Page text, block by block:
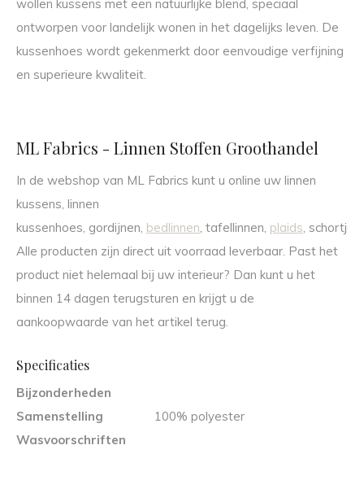
wollen kussens met een natuurlijke blend, speciaal
ontworpen voor landelijk wonen in het dagelijks leven. De
kussenhoes wordt gekenmerkt door eenvoudige verfijning
en superieure kwaliteit.
ML Fabrics - Linnen Stoffen Groothandel
In de webshop van ML Fabrics kunt u online uw linnen
kussens, linnen
kussenhoes, gordijnen, bedlinnen, tafellinnen, plaids,
Alle producten zijn direct uit voorraad leverbaar. Past het
product niet helemaal bij uw interieur? Dan kunt u het
binnen 14 dagen terugsturen en krijgt u de
aankoopwaarde van het artikel terug.
Specificaties
Bijzonderheden
Samenstelling
100% polyester
Wasvoorschriften